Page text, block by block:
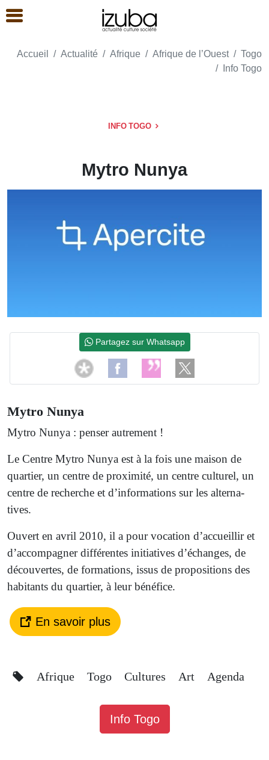
Accueil Actualité Afrique Afrique de l’Ouest
Togo
Info Togo
INFO TOGO
Mytro Nunya
Mytro Nunya
Mytro Nunya : penser autrement !
Le Centre Mytro Nunya est à la fois une maison de
quartier, un centre de proximité, un centre culturel, un
centre de recherche et d’informations sur les alter­na­
tives.
Ouvert en avril 2010, il a pour vocation d’accueillir et
d’accompagner dif­fé­rentes ini­tia­tives d’échanges, de
décou­vertes, de for­ma­tions, issus de pro­po­si­tions des
habi­tants du quartier, à leur bénéfice.
En savoir plus
Afrique Togo Cultures Art Agenda
Info Togo
Partagez sur Whatsapp